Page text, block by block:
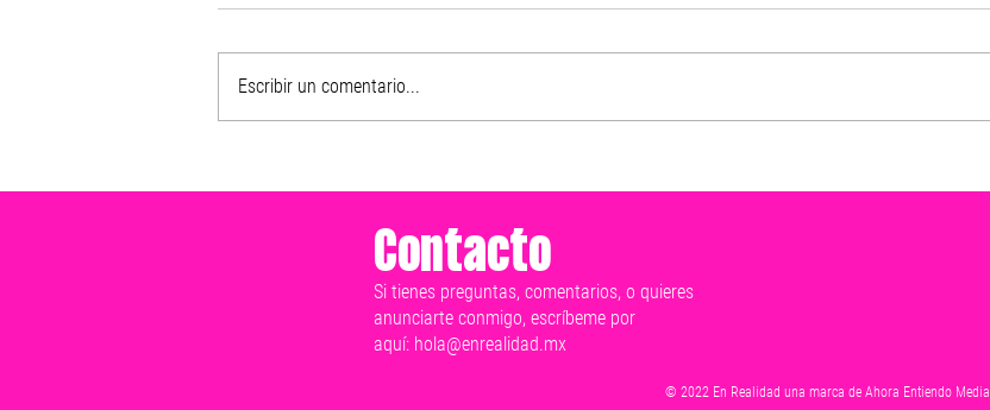
y este 2 de junio vamos a ganar:
respetar la voluntad ciudadana
Escribir un comentario...
Contacto
Si tienes preguntas, comentarios, o quieres
anunciarte conmigo, escríbeme por
aquí: hola@enrealidad.mx
© 2022 En Realidad una marca de Ahora Entiendo Media